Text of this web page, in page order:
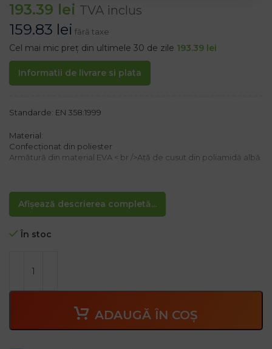
193.39 lei TVA inclus
159.83 lei fără taxe
Cel mai mic preț din ultimele 30 de zile 193.39 lei
Informatii de livrare si plata
Afișează descrierea completă...
Standarde: EN 358:1999
Material:
Confecționat din poliester
Armătură din material EVA < br />Ață de cusut din poliamidă albă
– Lățime 44 ± 1 mm și lungime 135 cm
– două inele tip „D” până la talie
– Armătură din material EVA 125×700 mm pe ambele părți
– Ață de cusut cu rezistență mare la tracțiune
În stoc
ADAUGĂ ÎN COȘ